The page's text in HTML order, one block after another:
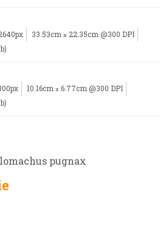
33.53cm x 22.35cm @300 DPI
10.16cm x 6.77cm @300 DPI
pugnax